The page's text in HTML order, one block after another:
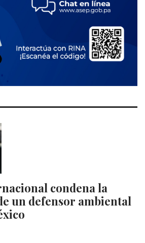
condena la
un defensor ambiental